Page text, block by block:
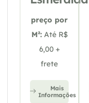
preço por
M²: Até R$
6,00 +
frete
Mais
Informações